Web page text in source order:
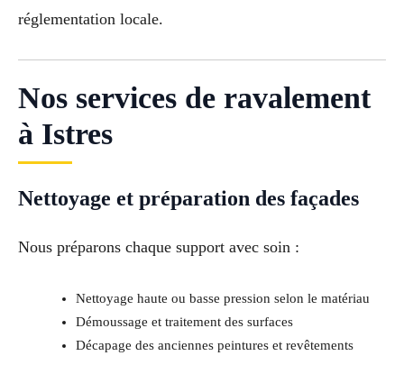
réglementation locale.
Nos services de ravalement
à Istres
Nettoyage et préparation des façades
Nous préparons chaque support avec soin :
Nettoyage haute ou basse pression selon le matériau
Démoussage et traitement des surfaces
Décapage des anciennes peintures et revêtements